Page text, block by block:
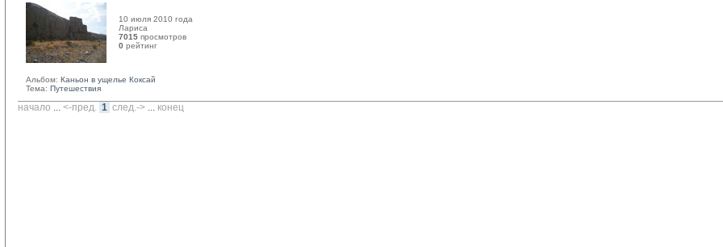
10 июля 2010 года
Лариса
7015 просмотров
0 рейтинг
Альбом: Каньон в ущелье Коксай
Тема: Путешествия
начало ... <-пред. 1 след.-> ... конец